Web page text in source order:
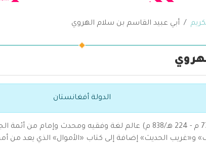
أبي عبيد القاسم بن سلام الهروي
الدولة أفغانستان
(157 هـ/774 م - 224 هـ/838 م) عالم لغة وفقيه ومحدث
الحديث» إضافة إلى كتاب «الأموال» الذي يعد من